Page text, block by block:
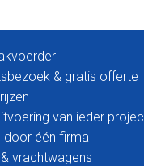
& gratis offerte
van ieder
door één firma
vrachtwagens